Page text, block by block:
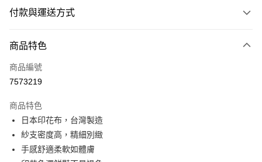
付款與運送方式
信用卡一次付款
LINE Pay
街口支付
悠遊付
商品特色
商品編號
7573219
商品特色
日本印花布，台灣製造
紗支密度高，精細別緻
手感舒適柔軟如體膚